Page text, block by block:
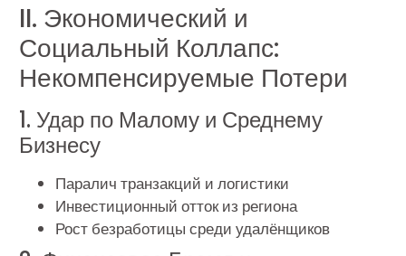
II. Экономический и
Социальный Коллапс:
Некомпенсируемые Потери
1. Удар по Малому и Среднему
Бизнесу
Паралич транзакций и логистики
Инвестиционный отток из региона
Рост безработицы среди удалёнщиков